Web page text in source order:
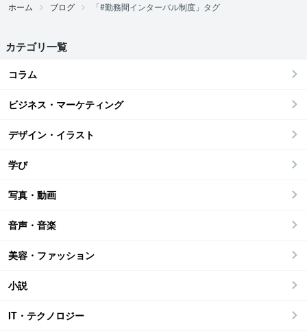
ホーム ブログ 「#勤務間インターバル制度」タグ
カテゴリ一覧
コラム
ビジネス・マーケティング
デザイン・イラスト
学び
写真・動画
音声・音楽
美容・ファッション
小説
IT・テクノロジー